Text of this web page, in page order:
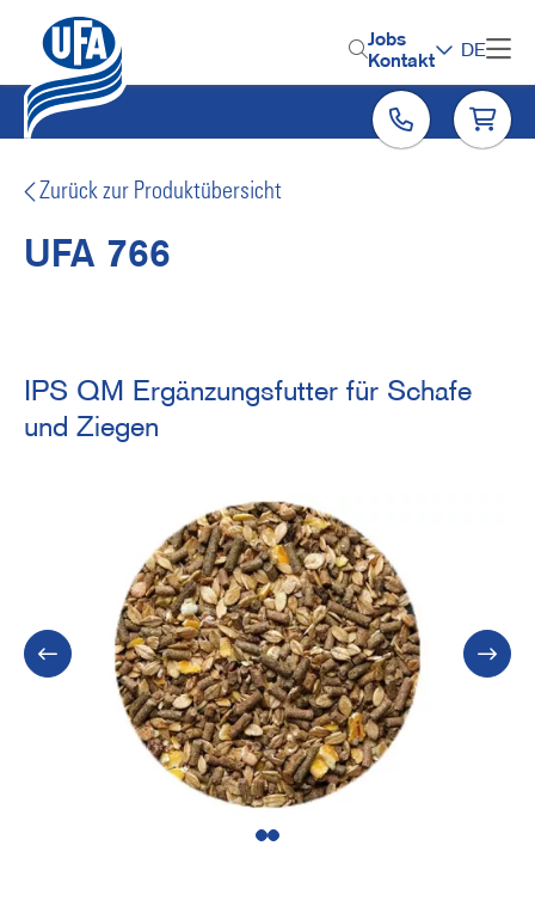
Inhalt
H
e
a
d
u
Jobs
Kontakt
DE
Zurück zur Produktübersicht
UFA 766
IPS QM Ergänzungsfutter für Schafe
und Ziegen
12